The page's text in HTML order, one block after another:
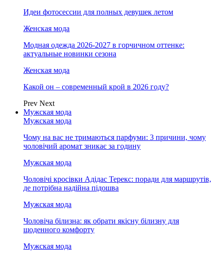
Идеи фотосессии для полных девушек летом
Женская мода
Модная одежда 2026-2027 в горчичном оттенке:
актуальные новинки сезона
Женская мода
Какой он – современный крой в 2026 году?
Prev Next
Мужская мода
Мужская мода
Чому на вас не тримаються парфуми: 3 причини, чому
чоловічий аромат зникає за годину
Мужская мода
Чоловічі кросівки Адідас Терекс: поради для маршрутів,
де потрібна надійна підошва
Мужская мода
Чоловіча білизна: як обрати якісну білизну для
щоденного комфорту
Мужская мода